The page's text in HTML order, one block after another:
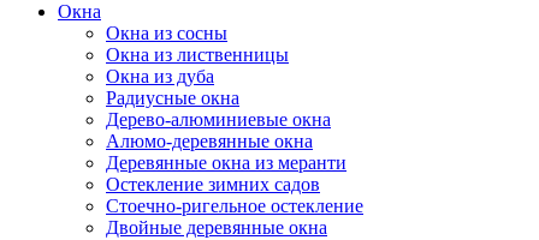
Окна
Окна из сосны
Окна из лиственницы
Окна из дуба
Радиусные окна
Дерево-алюминиевые окна
Алюмо-деревянные окна
Деревянные окна из меранти
Остекление зимних садов
Стоечно-ригельное остекление
Двойные деревянные окна